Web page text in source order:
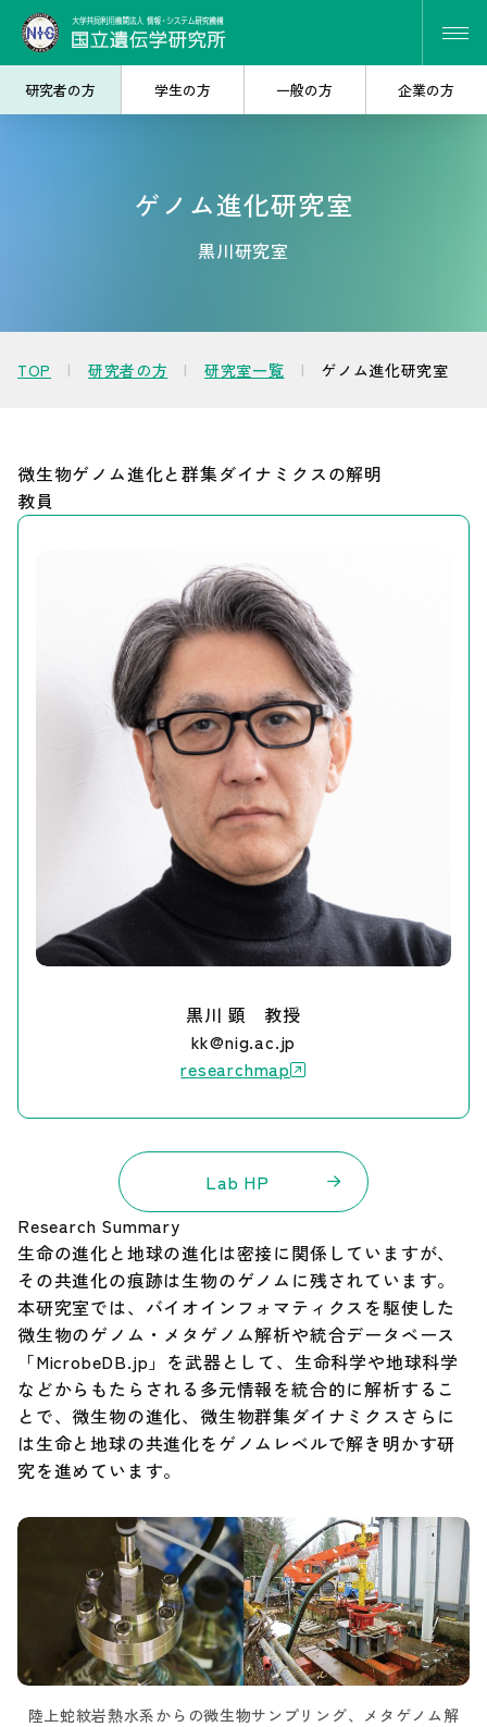
研究・共同研究を
大学院で
知りたい
考えたい
人材・キャリア
遺伝研とは
お問い合わせ
サイトポリシー
サイトマップ
情報公開
研究者の方 学生の方 一般の方 企業の方
ゲノム進化研究室
黒川研究室
TOP 研究者の方 研究室一覧 ゲノム進化研究室
微生物ゲノム進化と群集ダイナミクスの解明
教員
黒川 顕 教授
kk@nig.ac.jp
researchmap
Lab HP
Research Summary
生命の進化と地球の進化は密接に関係していますが、
その共進化の痕跡は生物のゲノムに残されています。
本研究室では、バイオインフォマティクスを駆使した
微生物のゲノム・メタゲノム解析や統合データベース
「MicrobeDB.jp」を武器として、生命科学や地球科学
などからもたらされる多元情報を統合的に解析するこ
とで、微生物の進化、微生物群集ダイナミクスさらに
は生命と地球の共進化をゲノムレベルで解き明かす研
究を進めています。
陸上蛇紋岩熱水系からの微生物サンプリング、メタゲノム解